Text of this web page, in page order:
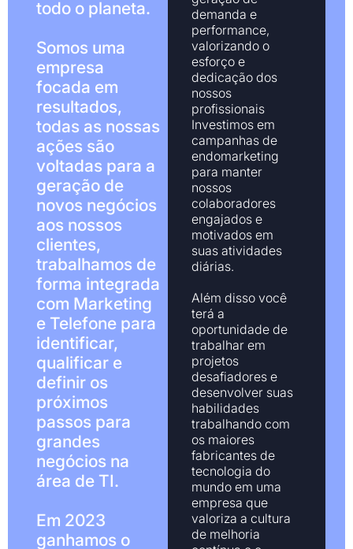
todo o planeta.
Somos uma
empresa
focada em
resultados,
todas as nossas
ações são
voltadas para a
geração de
novos negócios
aos nossos
clientes,
trabalhamos de
forma integrada
com Marketing
e Telefone para
identificar,
qualificar e
definir os
próximos
passos para
grandes
negócios na
área de TI.
Em 2023
ganhamos o
demanda e
performance,
valorizando o
esforço e
dedicação dos
nossos
profissionais
Investimos em
campanhas de
endomarketing
para manter
nossos
colaboradores
engajados e
motivados em
suas atividades
diárias.
Além disso você
terá a
oportunidade de
trabalhar em
projetos
desafiadores e
desenvolver suas
habilidades
trabalhando com
os maiores
fabricantes de
tecnologia do
mundo em uma
empresa que
valoriza a cultura
de melhoria